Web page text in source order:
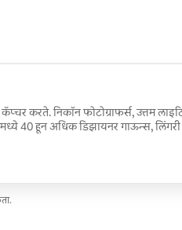
करते. निकॉन फोटोग्राफर्स, उत्तम
40 हून अधिक डिझायनर गाऊन्स, लिंगरी